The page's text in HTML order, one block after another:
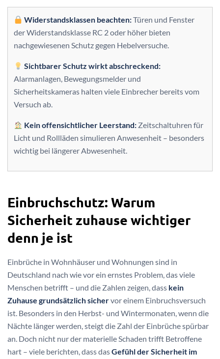
Widerstandsklassen beachten:Türen und Fenster
der Widerstandsklasse RC 2 oder höher bieten
nachgewiesenen Schutz gegen Hebelversuche.
Sichtbarer Schutz wirkt abschreckend:
Alarmanlagen, Bewegungsmelder und
Sicherheitskameras halten viele Einbrecher bereits vom
Versuch ab.
Kein offensichtlicher Leerstand: Zeitschaltuhren für
Licht und Rollläden simulieren Anwesenheit – besonders
wichtig bei längerer Abwesenheit.
Einbruchschutz: Warum
Sicherheit zuhause wichtiger
denn je ist
Einbrüche in Wohnhäuser und Wohnungen sind in
Deutschland nach wie vor ein ernstes Problem, das viele
Menschen betrifft – und die Zahlen zeigen, dass kein
Zuhause grundsätzlich sichervor einem Einbruchsversuch
ist. Besonders in den Herbst- und Wintermonaten, wenn die
Nächte länger werden, steigt die Zahl der Einbrüche spürbar
an. Doch nicht nur der materielle Schaden trifft Betroffene
hart – viele berichten, dass dasGefühl der Sicherheit im